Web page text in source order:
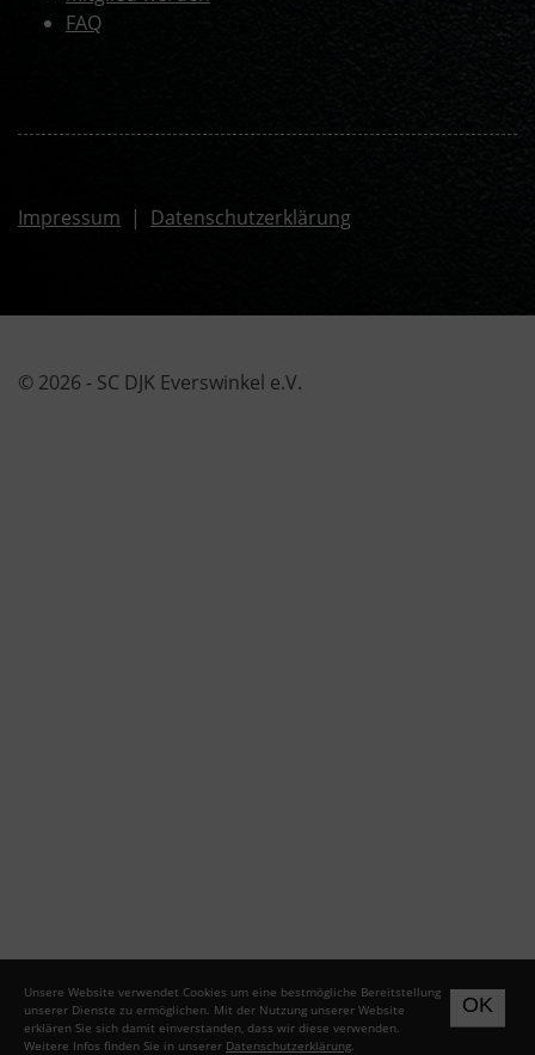
FAQ
Impressum | Datenschutzerklärung
© 2026 - SC DJK Everswinkel e.V.
OK
Unsere Website verwendet Cookies um eine bestmögliche Bereitstellung
unserer Dienste zu ermöglichen. Mit der Nutzung unserer Website
erklären Sie sich damit einverstanden, dass wir diese verwenden.
Weitere Infos finden Sie in unserer Datenschutzerklärung.